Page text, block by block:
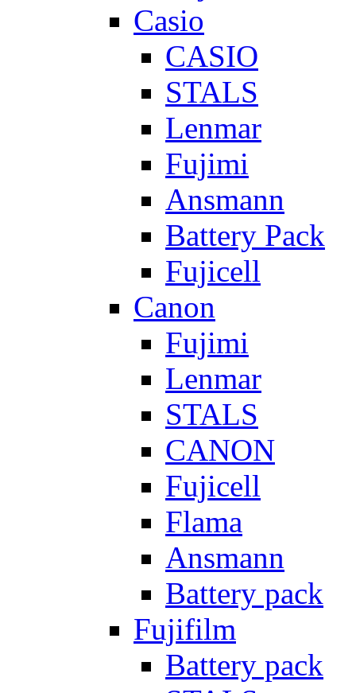
Casio
CASIO
STALS
Lenmar
Fujimi
Ansmann
Battery Pack
Fujicell
Canon
Fujimi
Lenmar
STALS
CANON
Fujicell
Flama
Ansmann
Battery pack
Fujifilm
Battery pack